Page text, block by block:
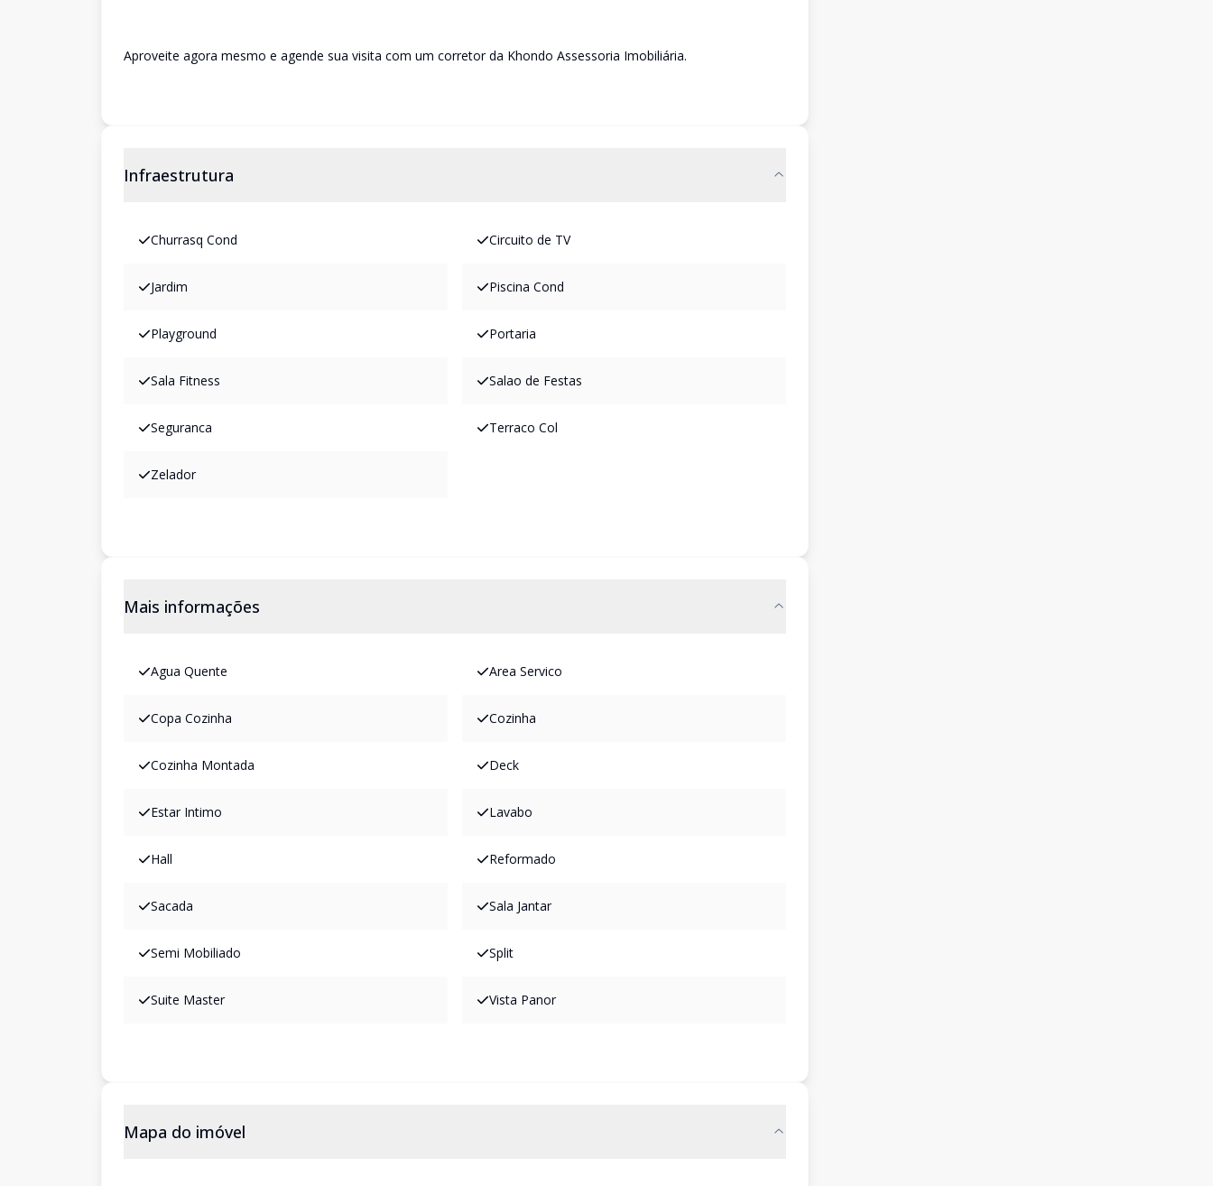
Aproveite agora mesmo e agende sua visita com um corretor da Khondo Assessoria Imobiliária.
Infraestrutura
Churrasq Cond Circuito de TV
Jardim Piscina Cond
Playground Portaria
Sala Fitness Salao de Festas
Seguranca Terraco Col
Zelador
Mais informações
Agua Quente Area Servico
Copa Cozinha Cozinha
Cozinha Montada Deck
Estar Intimo Lavabo
Hall Reformado
Sacada Sala Jantar
Semi Mobiliado Split
Suite Master Vista Panor
Mapa do imóvel